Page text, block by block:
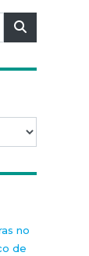
no
de